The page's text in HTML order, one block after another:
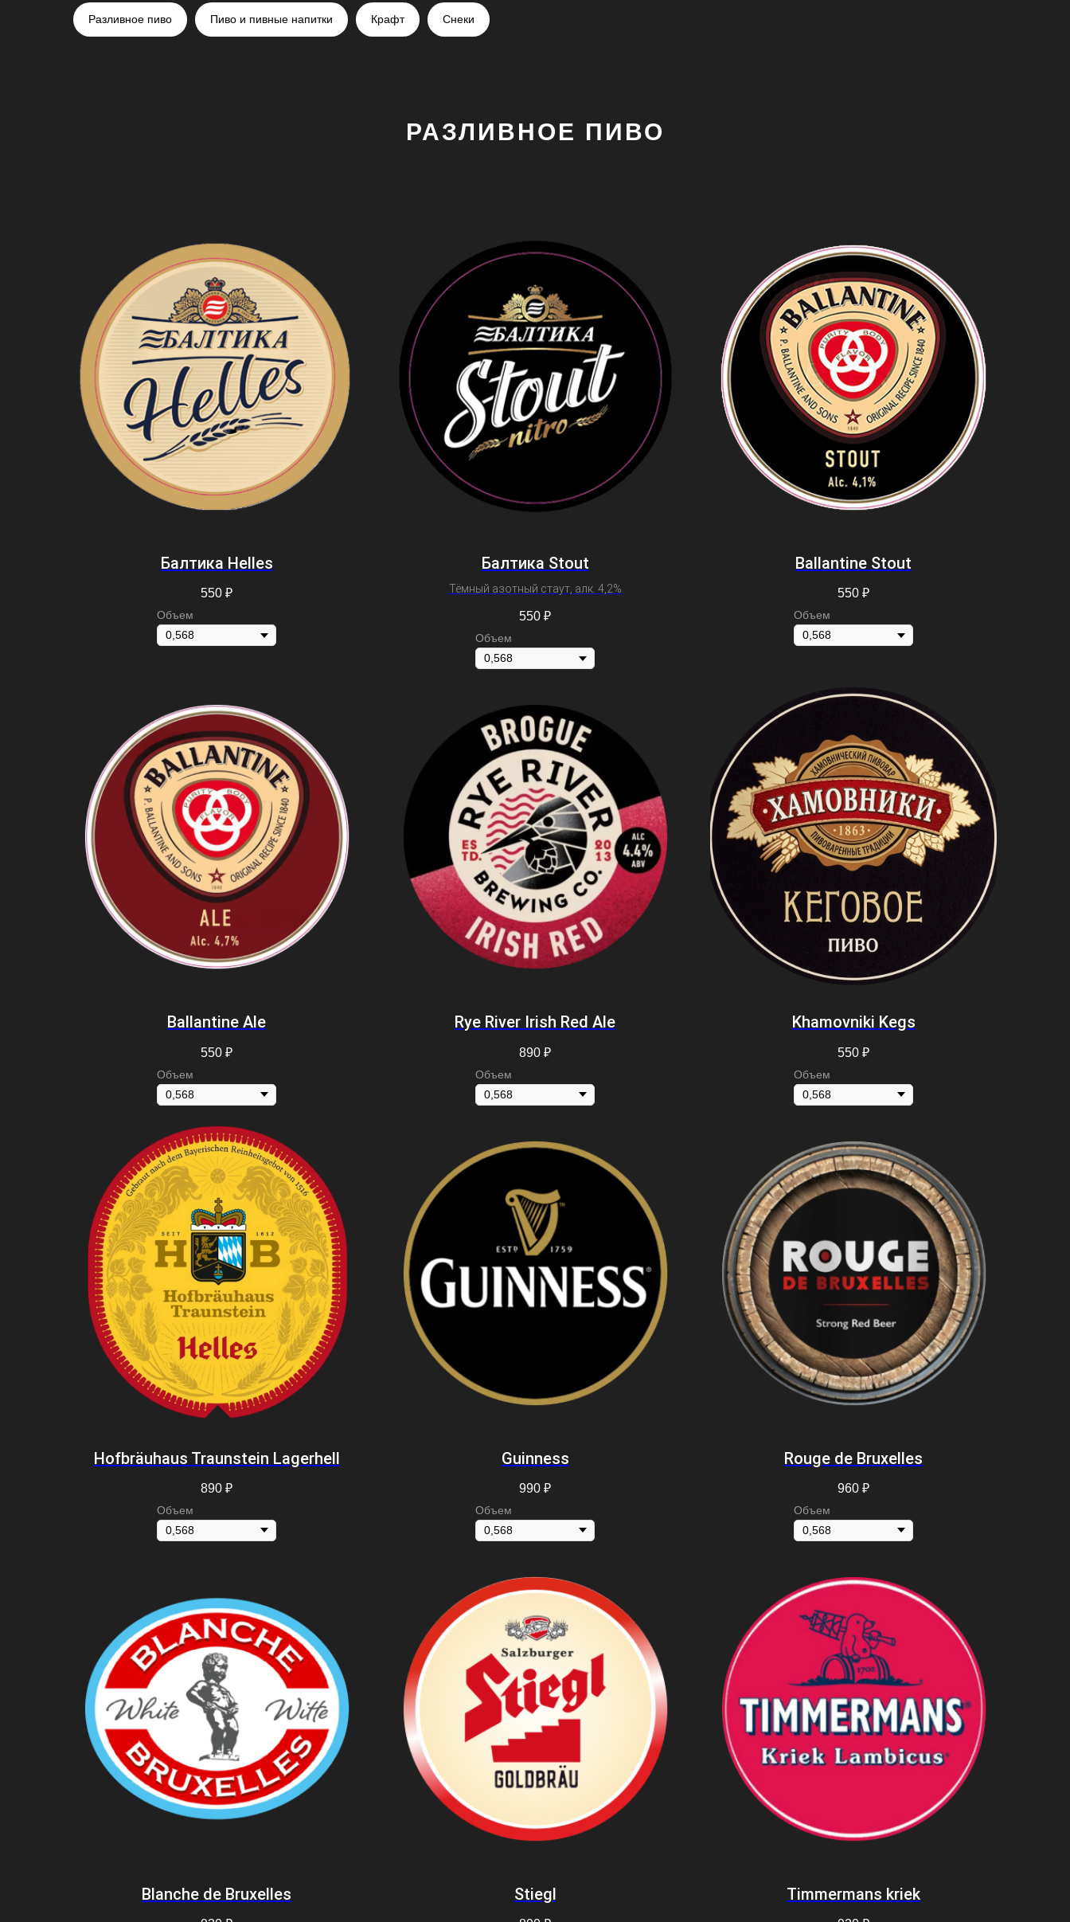
Разливное пиво Пиво и пивные напитки Крафт Снеки
РАЗЛИВНОЕ ПИВО
Балтика Helles
550 ₽
Объем
Балтика Stout
Тёмный азотный стаут, алк. 4,2%
550 ₽
Объем
Ballantine Stout
550 ₽
Объем
Ballantine Ale
550 ₽
Объем
Rye River Irish Red Ale
890 ₽
Объем
Khamovniki Kegs
550 ₽
Объем
Hofbräuhaus Traunstein Lagerhell
890 ₽
Объем
Guinness
990 ₽
Объем
Rouge de Bruxelles
960 ₽
Объем
Blanche de Bruxelles Stiegl Timmermans kriek